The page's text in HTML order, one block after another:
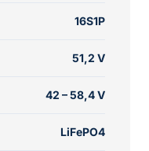
16S1P
51,2 V
42 – 58,4 V
LiFePO4